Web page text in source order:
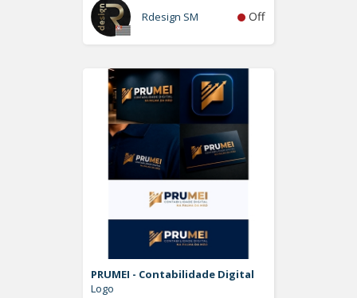
Rdesign SM Off
PRUMEI - Contabilidade Digital
Logo